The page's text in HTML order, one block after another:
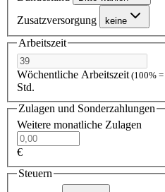
Zusatzversorgung keine
Arbeitszeit
Wöchentliche Arbeitszeit (100%
Std.
Zulagen und Sonderzahlungen
Weitere monatliche Zulagen
€
Steuern